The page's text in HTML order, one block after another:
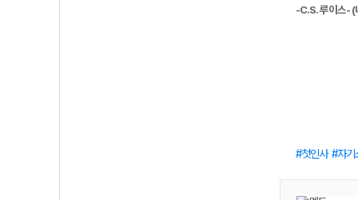
-C.S. 루이스- (
첫인사 자기